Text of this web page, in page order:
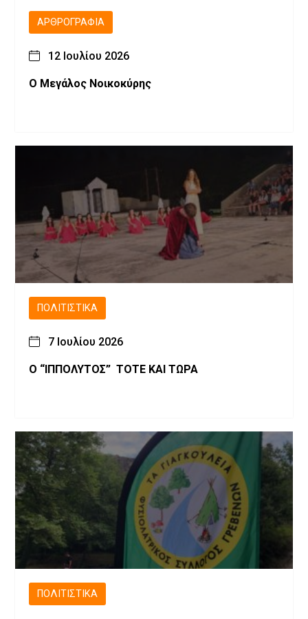
ΑΡΘΡΟΓΡΑΦΊΑ
12 Ιουλίου 2026
Ο Μεγάλος Νοικοκύρης
ΠΟΛΙΤΙΣΤΙΚΆ
7 Ιουλίου 2026
Ο “ΙΠΠΟΛΥΤΟΣ” ΤΟΤΕ ΚΑΙ ΤΩΡΑ
ΠΟΛΙΤΙΣΤΙΚΆ